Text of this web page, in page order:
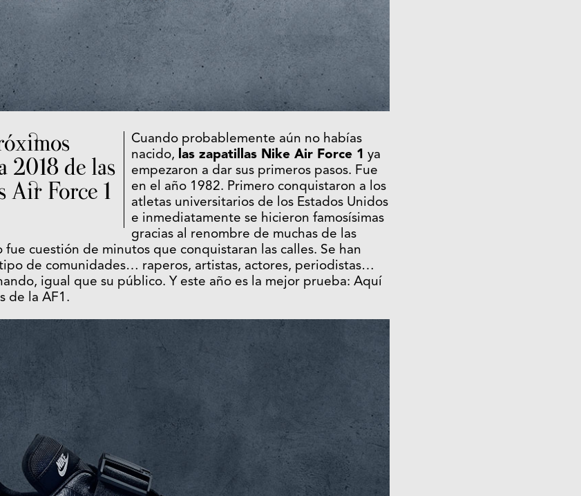
2018 de las
Air Force 1
Cuando probablemente aún no habías
nacido, las zapatillas Nike Air Force 1 ya
empezaron a dar sus primeros pasos. Fue
en el año 1982. Primero conquistaron a los
atletas universitarios de los Estados Unidos
e inmediatamente se hicieron famosísimas
gracias al renombre de muchas de las
cuestión de minutos que conquistaran las calles. Se han
de comunidades… raperos, artistas, actores, periodistas…
igual que su público. Y este año es la mejor prueba: Aquí
de la AF1.